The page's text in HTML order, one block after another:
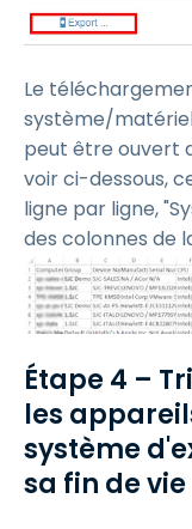
Le
système/matériel
peut être ouvert
voir ci-dessous,
ligne par ligne,
des colonnes de
Étape 4 –
les
système
sa fin de vie